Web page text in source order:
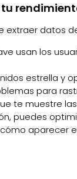
tu
extraer datos
usan los
estrella y
para
te muestre
puedes
aparecer